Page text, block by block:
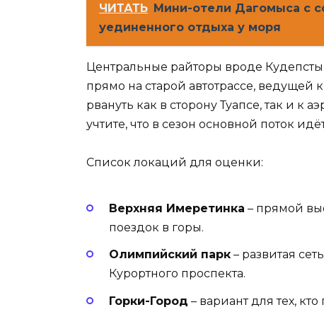
ЧИТАТЬ Мини-отели Дагомыса с
уединенного отдыха у моря
Центральные райторы вроде
прямо на старой автотрассе, ведущей
рвануть как в сторону Туапсе, так и к
учтите, что в сезон основной поток
Список локаций для оценки:
Верхняя Имеретинка – прямой
поездок в горы.
Олимпийский парк – развитая
Курортного проспекта.
Горки-Город – вариант для тех,